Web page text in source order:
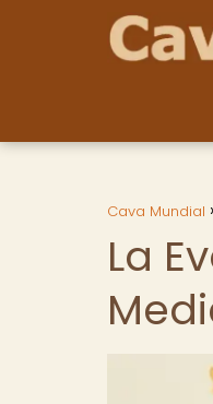
Cava Mundial
La